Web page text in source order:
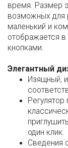
время. Размер
возможных для
маленький и
отображается
кнопками.
Элегантный
Изящный,
один клик.
Сведения